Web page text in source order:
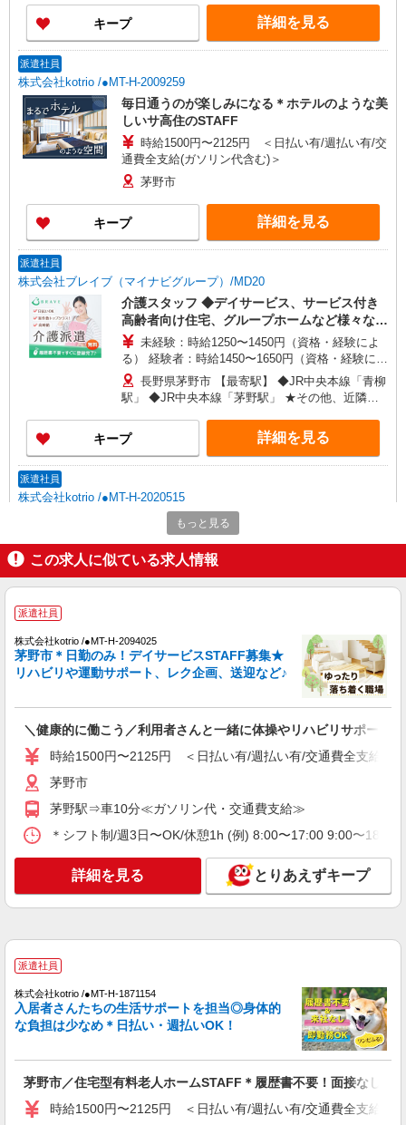
キープ 詳細を見る
派遣社員
株式会社kotrio /●MT-H-2009259
毎日通うのが楽しみになる＊ホテルのような美
しいサ高住のSTAFF
時給1500円〜2125円 ＜日払い有/週払い有/交
通費全支給(ガソリン代含む)＞
茅野市
キープ 詳細を見る
派遣社員
株式会社ブレイブ（マイナビグループ）/MD20
介護スタッフ ◆デイサービス、サービス付き
高齢者向け住宅、グループホームなど様々な勤
務先から選べます。
未経験：時給1250〜1450円（資格・経験によ
る） 経験者：時給1450〜1650円（資格・経験によ
る） ◎月収例 時給1650円×1日8時間×22日（週5
日）＝29万400円 ◆昇給あり ◆支払い方法 ※日払
い/週払い/月払い対応も可能です。詳しくは面談時
にご相談ください。 ◆交通費：別途全額支給 ※当
社規定あり
長野県茅野市 【最寄駅】 ◆JR中央本線「青柳
駅」 ◆JR中央本線「茅野駅」 ★その他、近隣に
キープ 詳細を見る
派遣社員
株式会社kotrio /●MT-H-2020515
茅野市★未経験OKの人間関係に悩まない職場
へ★サ高住スタッフ
時給1500円〜2125円 ＜日払い有/週払い有/交
通費全支給(ガソリン代含む)＞
キープ 詳細を見る
派遣社員
除など♪日払いOK
時給1500円〜2125円 ＜日払い有/週払い有/交
キープ 詳細を見る
株式会社kotrio /●MT-H-1905974
茅野市
詳細を見る
派遣社員
茅野市の小さいデイサービス★残業なし♪日勤
もっと見る
この求人に似ている求人情報
派遣社員
株式会社kotrio /●MT-H-2094025
茅野市＊日勤のみ！デイサービスSTAFF募集★
リハビリや運動サポート、レク企画、送迎など♪
＼健康的に働こう／利用者さんと一緒に体操やリハビリサポート等
時給1500円〜2125円 ＜日払い有/週払い有/交通費全支給(ガ
茅野市
茅野駅⇒車10分≪ガソリン代・交通費支給≫
＊シフト制/週3日〜OK/休憩1h (例) 8:00〜17:00 9:00〜
詳細を見る とりあえずキープ
派遣社員
株式会社kotrio /●MT-H-1871154
入居者さんたちの生活サポートを担当◎身体的
な負担は少なめ＊日払い・週払いOK！
茅野市／住宅型有料老人ホームSTAFF＊履歴書不要！面接なし♪
時給1500円〜2125円 ＜日払い有/週払い有/交通費全支給(ガ